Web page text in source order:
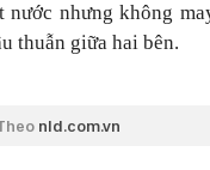
nước nhưng không
thuẫn giữa hai bên.
nld.com.vn